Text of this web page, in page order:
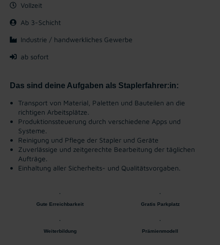
Vollzeit
Ab 3-Schicht
Industrie / handwerkliches Gewerbe
ab sofort
Das sind deine Aufgaben als Staplerfahrer:in:
Transport von Material, Paletten und Bauteilen an die
richtigen Arbeitsplätze.
Produktionssteuerung durch verschiedene Apps und
Systeme.
Reinigung und Pflege der Stapler und Geräte
Zuverlässige und zeitgerechte Bearbeitung der täglichen
Aufträge.
Einhaltung aller Sicherheits- und Qualitätsvorgaben.
Gute Erreichbarkeit Gratis Parkplatz
Weiterbildung Prämienmodell